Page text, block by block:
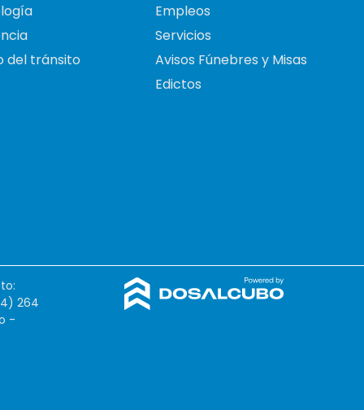
del tránsito
Empleos
Servicios
Avisos Fúnebres y Misas
Edictos
264
-